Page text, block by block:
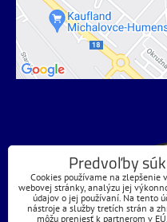
Predvoľby
Cookies používame na zlepšenie
webovej stránky, analýzu jej
údajov o jej používaní. Na tento
nástroje a služby tretích strán a
môžu preniesť k partnerom v